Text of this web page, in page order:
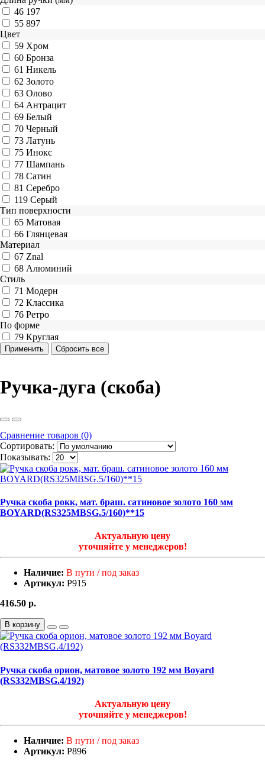
46 197
55 897
Цвет
59 Хром
60 Бронза
61 Никель
62 Золото
63 Олово
64 Антрацит
69 Белый
70 Черный
73 Латунь
75 Инокс
77 Шампань
78 Сатин
81 Серебро
119 Серый
Тип поверхности
65 Матовая
66 Глянцевая
Материал
67 Znal
68 Алюминий
Стиль
71 Модерн
72 Классика
76 Ретро
По форме
79 Круглая
Ручка-дуга (скоба)
Сравнение товаров (0)
Сортировать:
Показывать:
Ручка скоба рокк, мат. браш. сатиновое золото 160 мм
BOYARD(RS325MBSG.5/160)**15
Актуальную цену
уточняйте у менеджеров!
Наличие: В пути / под заказ
Артикул: Р915
416.50 р.
В корзину
Ручка скоба орион, матовое золото 192 мм Boyard
(RS332MBSG.4/192)
Актуальную цену
уточняйте у менеджеров!
Наличие: В пути / под заказ
Артикул: Р896